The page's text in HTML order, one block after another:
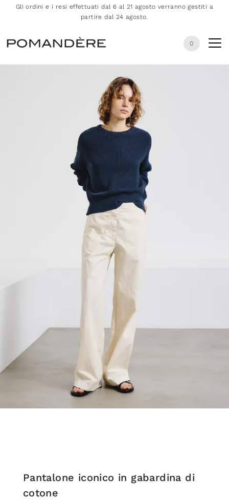
Gli ordini e i resi effettuati dal 6 al 21 agosto verranno gestiti a
partire dal 24 agosto.
0
Pantalone iconico in gabardina di
cotone